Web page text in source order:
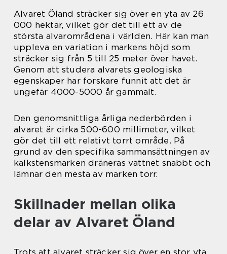
Alvaret Öland sträcker sig över en yta av 26
000 hektar, vilket gör det till ett av de
största alvarområdena i världen. Här kan man
uppleva en variation i markens höjd som
sträcker sig från 5 till 25 meter över havet.
Genom att studera alvarets geologiska
egenskaper har forskare funnit att det är
ungefär 4000-5000 år gammalt.
Den genomsnittliga årliga nederbörden i
alvaret är cirka 500-600 millimeter, vilket
gör det till ett relativt torrt område. På
grund av den specifika sammansättningen av
kalkstensmarken dräneras vattnet snabbt och
lämnar den mesta av marken torr.
Skillnader mellan olika
delar av Alvaret Öland